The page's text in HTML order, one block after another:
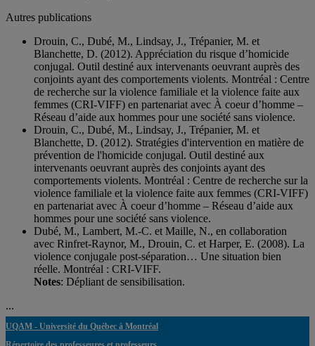
Autres publications
Drouin, C., Dubé, M., Lindsay, J., Trépanier, M. et
Blanchette, D. (2012). Appréciation du risque d’homicide
conjugal. Outil destiné aux intervenants oeuvrant auprès des
conjoints ayant des comportements violents. Montréal : Centre
de recherche sur la violence familiale et la violence faite aux
femmes (CRI-VIFF) en partenariat avec À coeur d’homme –
Réseau d’aide aux hommes pour une société sans violence.
Drouin, C., Dubé, M., Lindsay, J., Trépanier, M. et
Blanchette, D. (2012). Stratégies d'intervention en matière de
prévention de l'homicide conjugal. Outil destiné aux
intervenants oeuvrant auprès des conjoints ayant des
comportements violents. Montréal : Centre de recherche sur la
violence familiale et la violence faite aux femmes (CRI-VIFF)
en partenariat avec À coeur d’homme – Réseau d’aide aux
hommes pour une société sans violence.
Dubé, M., Lambert, M.-C. et Maille, N., en collaboration
avec Rinfret-Raynor, M., Drouin, C. et Harper, E. (2008). La
violence conjugale post-séparation… Une situation bien
réelle. Montréal : CRI-VIFF.
Notes: Dépliant de sensibilisation.
...
UQAM - Université du Québec à Montréal